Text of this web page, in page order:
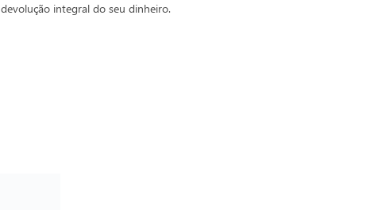
devolução integral do seu dinheiro.